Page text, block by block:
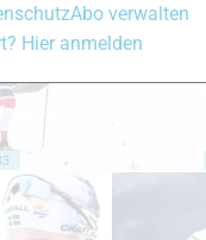
Abo verwalten
Hier anmelden